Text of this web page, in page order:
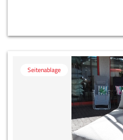
Seitenablage